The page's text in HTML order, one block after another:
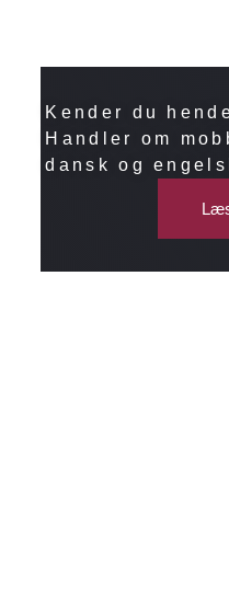
Kender du
Handler om
dansk og